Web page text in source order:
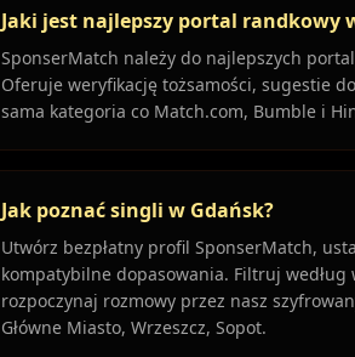
Jaki jest najlepszy portal randkowy
SponserMatch należy do najlepszych
Oferuje weryfikację tożsamości, sugestie
sama kategoria co Match.com, Bumble i
Jak poznać singli w Gdańsk?
Utwórz bezpłatny profil SponserMatch,
kompatybilne dopasowania. Filtruj
rozpoczynaj rozmowy przez nasz
Główne Miasto, Wrzeszcz, Sopot.